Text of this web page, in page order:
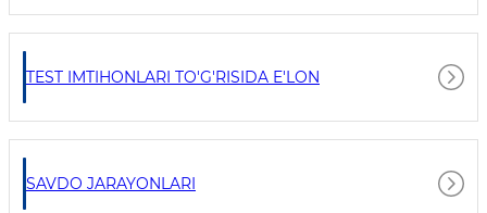
TEST IMTIHONLARI TO'G'RISIDA E'LON
SAVDO JARAYONLARI